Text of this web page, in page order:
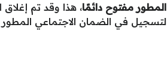
مفتوح دائمًا، هذا وقد تم
في الضمان الاجتماعي